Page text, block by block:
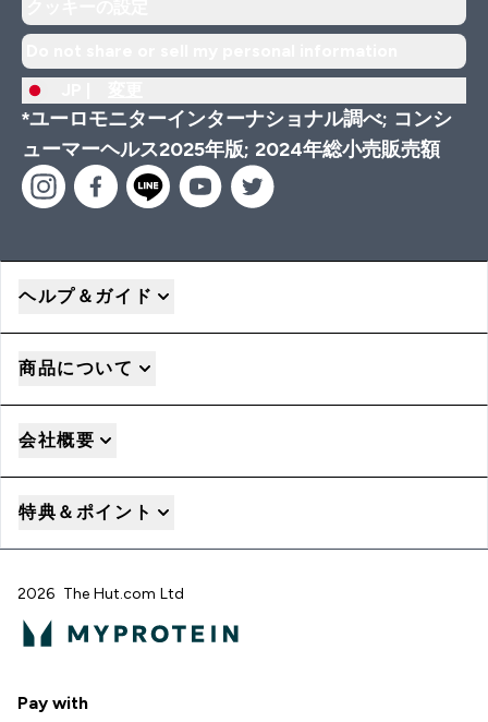
*ユーロモニターインターナショナル調べ; コンシ
ューマーヘルス2025年版; 2024年総小売販売額
ヘルプ＆ガイド
商品について
会社概要
特典＆ポイント
2026 The Hut.com Ltd
Pay with